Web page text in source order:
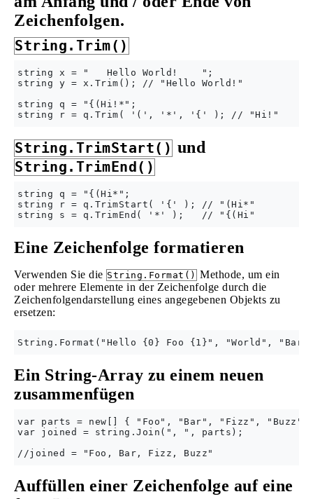
Zeichenfolgen.
String.Trim()
string x = "   Hello World!    ";
string y = x.Trim(); // "Hello World!"
string q = "{(Hi!*";
String.TrimStart() und
String.TrimEnd()
string q = "{(Hi*";
string r = q.TrimStart( '{' ); // "(Hi*"
Eine Zeichenfolge formatieren
Verwenden Sie die String.Format() Methode, um ein
oder mehrere Elemente in der Zeichenfolge durch die
Zeichenfolgendarstellung eines angegebenen Objekts zu
ersetzen:
Ein String-Array zu einem neuen
zusammenfügen
var parts = new[] { "Foo", "Bar", "Fizz",
var joined = string.Join(", ", parts);
Auffüllen einer Zeichenfolge auf eine